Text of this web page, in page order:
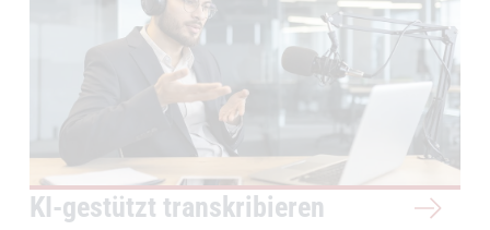
KI-gestützt transkribieren